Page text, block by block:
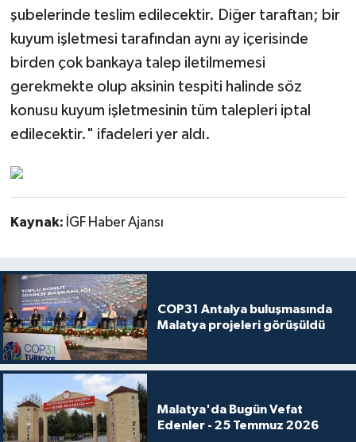
şubelerinde teslim edilecektir. Diğer taraftan; bir
kuyum işletmesi tarafından aynı ay içerisinde
birden çok bankaya talep iletilmemesi
gerekmekte olup aksinin tespiti halinde söz
konusu kuyum işletmesinin tüm talepleri iptal
edilecektir." ifadeleri yer aldı.
Kaynak: İGF Haber Ajansı
COP31 Antalya buluşmasında
Malatya projeleri görüşüldü
Malatya'da Bugün Vefat
Edenler - 25 Temmuz 2026